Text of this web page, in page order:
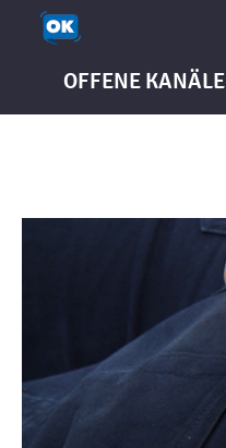
OFFENE KANÄLE